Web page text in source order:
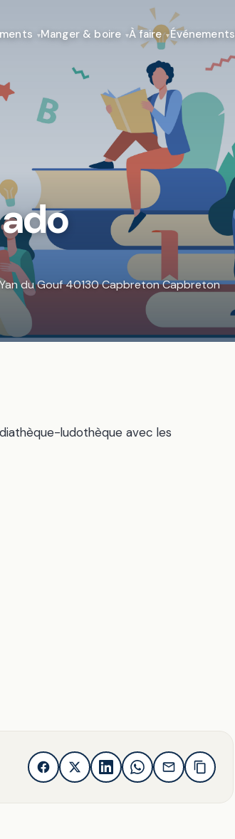
Manger & boire À faire Événements
du Gouf 40130 Capbreton Capbreton
ludothèque avec les